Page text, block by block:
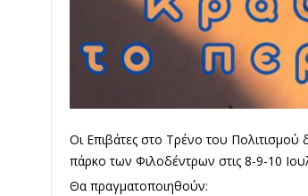
Οι Επιβάτες στο Τρένο του
πάρκο των Φιλοδέντρων στις 8-9-10
Θα πραγματοποιηθούν: